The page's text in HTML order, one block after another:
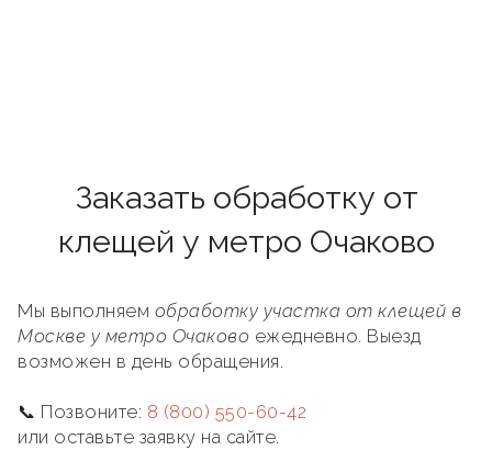
Заказать обработку от
клещей у метро Очаково
Мы выполняем обработку участка от клещей в
Москве у метро Очаково ежедневно. Выезд
возможен в день обращения.
📞 Позвоните: 8 (800) 550-60-42
или оставьте заявку на сайте.